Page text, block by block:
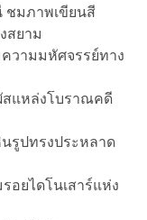
ชมภาพเขียนสี
สยาม
วามมหัศจรรย์ทาง
แหล่งโบราณคดี
รูปทรงประหลาด
อยไดโนเสาร์แห่ง